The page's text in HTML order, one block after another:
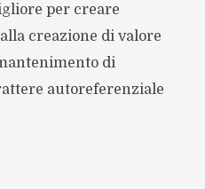
per creare
creazione di valore
di
autoreferenziale